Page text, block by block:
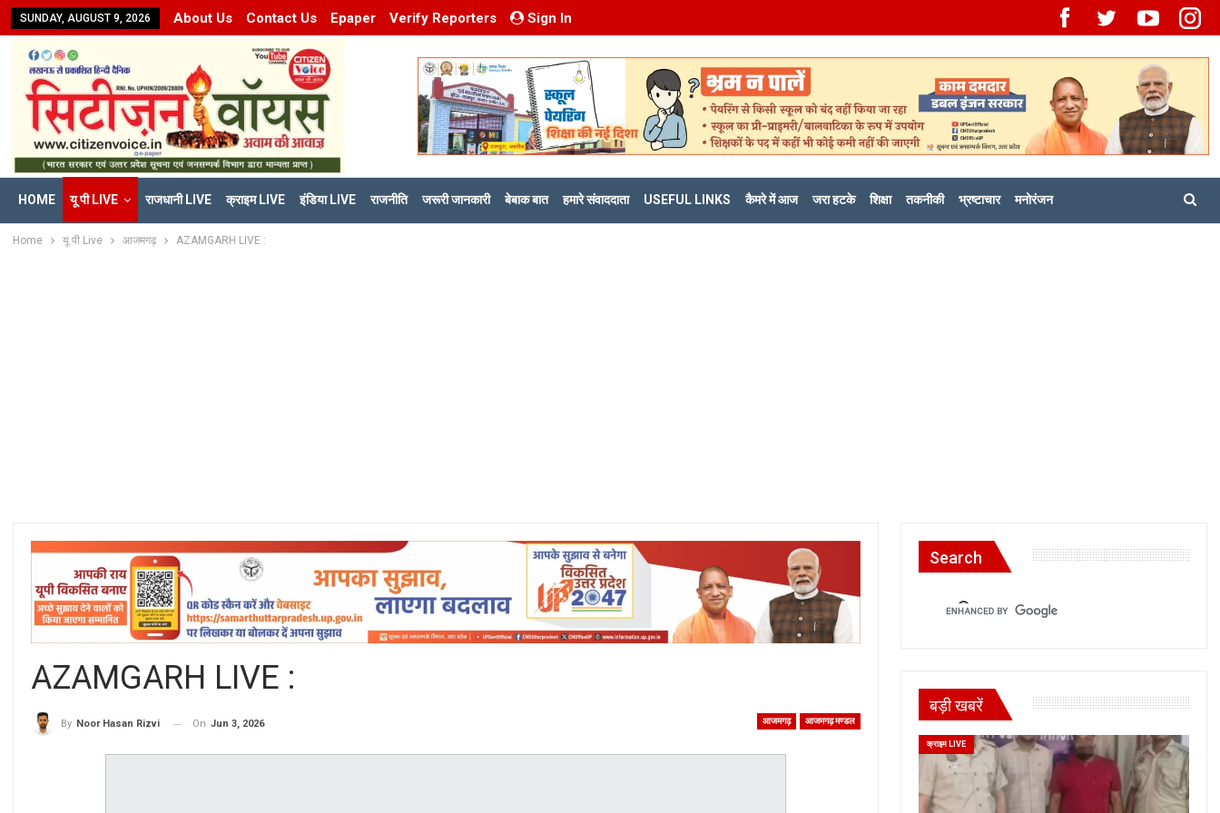
SUNDAY, AUGUST 9, 2026 About Us Contact Us Epaper Verify Reporters Sign In
HOME यू पी LIVE राजधानी LIVE क्राइम LIVE इंडिया LIVE राजनीति जरूरी जानकारी बेबाक बात हमारे संवाददाता USEFUL LINKS कैमरे में आज जरा हटके शिक्षा तकनीकी भ्रष्टाचार मनोरंजन
Home यू पी Live आजमगढ़ AZAMGARH LIVE :
AZAMGARH LIVE :
आजमगढ़ आजमगढ़ मण्डल
By Noor Hasan Rizvi On Jun 3, 2026
Search
बड़ी खबरें
क्राइम LIVE